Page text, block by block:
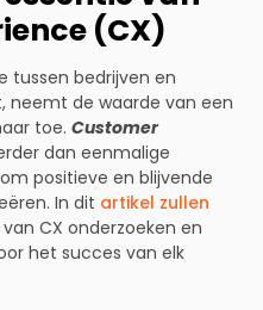
(CX)
tussen bedrijven en
neemt de waarde van een
toe.Customer
dan eenmalige
positieve en blijvende
In dit artikel zullen
CX onderzoeken en
het succes van elk